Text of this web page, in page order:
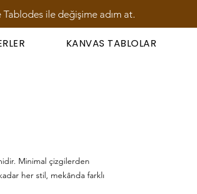
ile değişime adım at.
KANVAS TABLOLAR
Minimal çizgilerden
her stil, mekânda farklı